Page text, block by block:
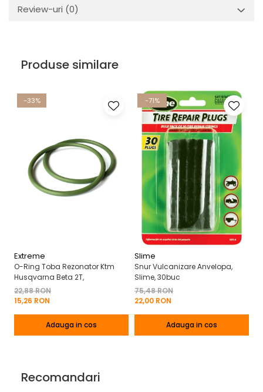
Review-uri (0)
Produse similare
-33%
Extreme
O-Ring Toba Rezonator Ktm
Husqvarna Beta 2T,
22,88 RON
15,26 RON
Adauga in cos
-71%
Slime
Snur Vulcanizare Anvelopa,
Slime, 30buc
75,48 RON
22,00 RON
Adauga in cos
Recomandari